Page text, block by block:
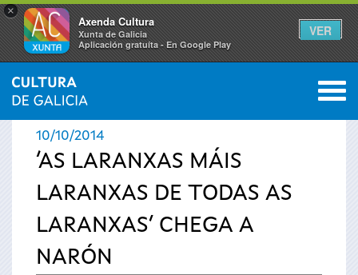
×
Axenda Cultura
Xunta de Galicia
Aplicación gratuíta - En Google Play
VER
Vostede
está
aquí
INICIO › ACTUALIDADE 0
10/10/2014
‘AS LARANXAS MÁIS
LARANXAS DE TODAS AS
LARANXAS’ CHEGA A
NARÓN